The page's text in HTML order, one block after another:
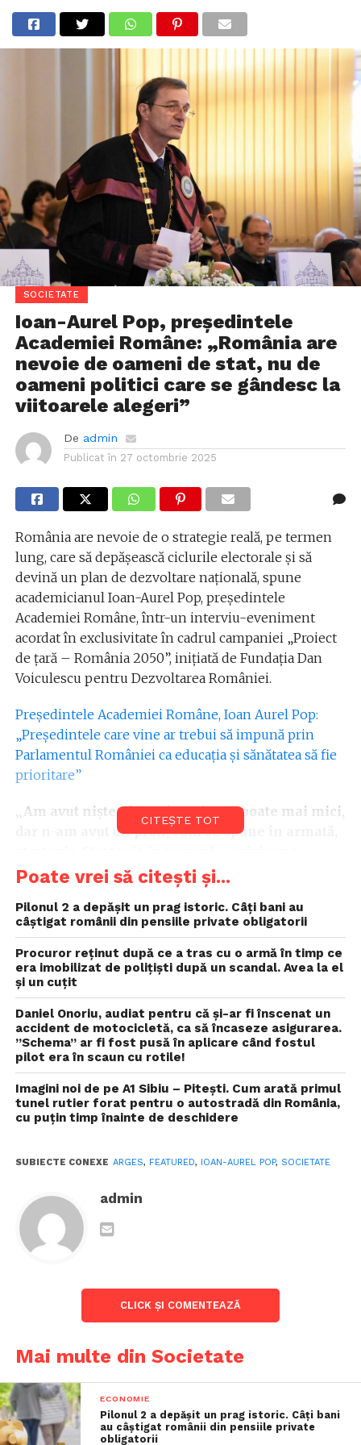
SOCIETATE
Ioan-Aurel Pop, președintele
Academiei Române: „România are
nevoie de oameni de stat, nu de
oameni politici care se gândesc la
viitoarele alegeri”
De admin
Publicat în 27 octombrie 2025
România are nevoie de o strategie reală, pe termen
lung, care să depășească ciclurile electorale și să
devină un plan de dezvoltare națională, spune
academicianul Ioan-Aurel Pop, președintele
Academiei Române, într-un interviu-eveniment
acordat în exclusivitate în cadrul campaniei „Proiect
de țară – România 2050”, inițiată de Fundația Dan
Voiculescu pentru Dezvoltarea României.
Preşedintele Academiei Române, Ioan Aurel Pop:
„Preşedintele care vine ar trebui să impună prin
Parlamentul României ca educaţia şi sănătatea să fie
prioritare”
„Am avut niște planuri, proiecte, poate mai mici,
dar n-am avut un plan, cum se spune în armată,
termen lung și o știință a viitorului, pe care să o
inoculăm din punct de vedere al conducătorilor
poporului de rând”. Academicianul atrage atenția că
România a intrat în NATO și în Uniunea Europeană
fără o viziune de dezvoltare internă, ci doar ca o
tactică geopolitică.
„Intrarea în NATO și în UE a fost mai mult o tactică
decât o strategie. Am redevenit europeni din punct
de vedere instituțional, pentru că altminte, spiritual,
geografic, eram europeni. N-am avut un plan
strategic adevărat, însă nu e foarte târziu să-l facem”.
Ioan Aurel Pop „Avem nevoie de
oameni de stat, nu doar de
oameni politici”
Ioan-Aurel Pop face o distincție esențială între
CITEȘTE TOT
Poate vrei să citești și...
Pilonul 2 a depășit un prag istoric. Câți bani au
câștigat românii din pensiile private obligatorii
Procuror reţinut după ce a tras cu o armă în timp ce
era imobilizat de poliţişti după un scandal. Avea la el
și un cuțit
Daniel Onoriu, audiat pentru că și-ar fi înscenat un
accident de motocicletă, ca să încaseze asigurarea.
”Schema” ar fi fost pusă în aplicare când fostul
pilot era în scaun cu rotile!
Imagini noi de pe A1 Sibiu – Pitești. Cum arată primul
tunel rutier forat pentru o autostradă din România,
cu puțin timp înainte de deschidere
SUBIECTE CONEXE ARGES, FEATURED, IOAN-AUREL POP, SOCIETATE
admin
CLICK ȘI COMENTEAZĂ
Mai multe din Societate
ECONOMIE
Pilonul 2 a depășit un prag istoric. Câți bani
au câștigat românii din pensiile private
obligatorii